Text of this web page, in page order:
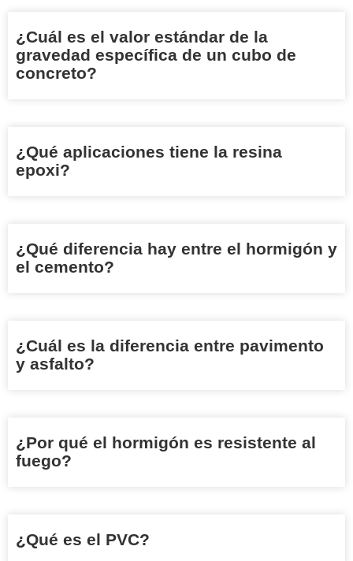
¿Cuál es el valor estándar de la
gravedad específica de un cubo de
concreto?
¿Qué aplicaciones tiene la resina
epoxi?
¿Qué diferencia hay entre el hormigón y
el cemento?
¿Cuál es la diferencia entre pavimento
y asfalto?
¿Por qué el hormigón es resistente al
fuego?
¿Qué es el PVC?